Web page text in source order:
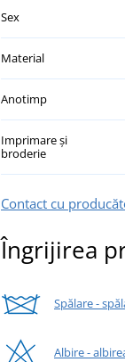
Sex
Material
Anotimp
Imprimare și
broderie
Contact cu
Îngrijirea
Spălare -
Albire -